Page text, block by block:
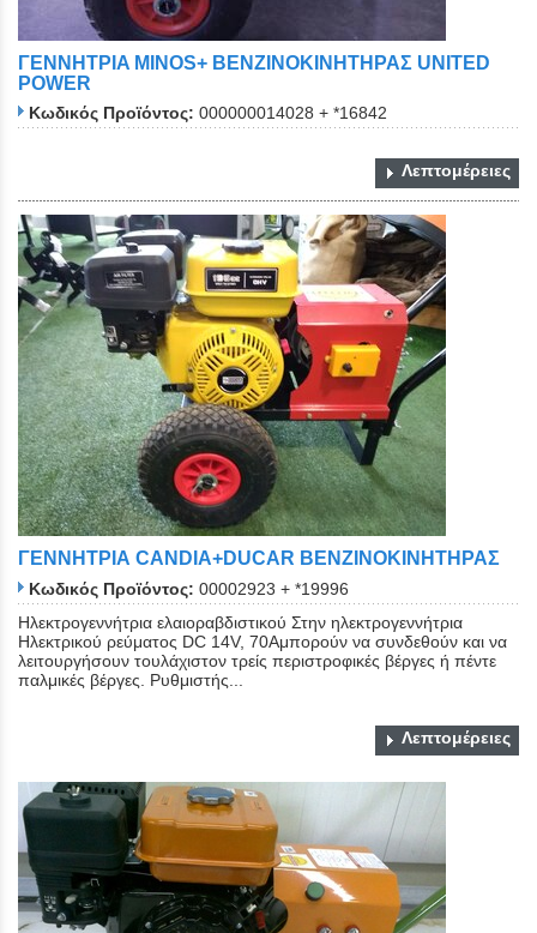
ΓΕΝΝΗΤΡΙA MINOS+ ΒΕΝΖΙΝOΚΙΝΗΤΗΡΑΣ UNITED
POWER
Κωδικός Προϊόντος: 000000014028 + *16842
Λεπτομέρειες
ΓΕΝΝΗΤΡΙΑ CANDIA+DUCAR ΒΕΝΖΙΝΟΚΙΝΗΤΗΡΑΣ
Κωδικός Προϊόντος: 00002923 + *19996
Ηλεκτρογεννήτρια ελαιοραβδιστικού Στην ηλεκτρογεννήτρια
Ηλεκτρικού ρεύματος DC 14V, 70Aμπορούν να συνδεθούν και να
λειτουργήσουν τουλάχιστον τρείς περιστροφικές βέργες ή πέντε
παλμικές βέργες. Ρυθμιστής...
Λεπτομέρειες